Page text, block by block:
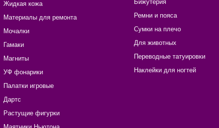
Жидкая кожа
Материалы для ремонта
Мочалки
Гамаки
Магниты
УФ фонарики
Палатки игровые
Дартс
Растущие фигурки
Бижутерия
Ремни и пояса
Сумки на плечо
Для животных
Переводные татуировки
Наклейки для ногтей